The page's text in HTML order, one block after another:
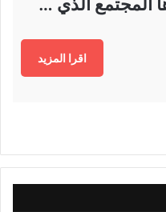
اقرا المزيد